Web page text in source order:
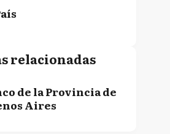
relacionadas
de la Provincia de
Aires